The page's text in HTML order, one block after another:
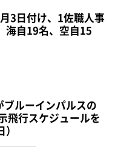
3日付け、1佐職人事
海自19名、空自15
ブルーインパルスの
飛行スケジュールを